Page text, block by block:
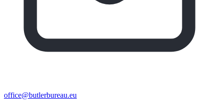
office@butlerbureau.eu